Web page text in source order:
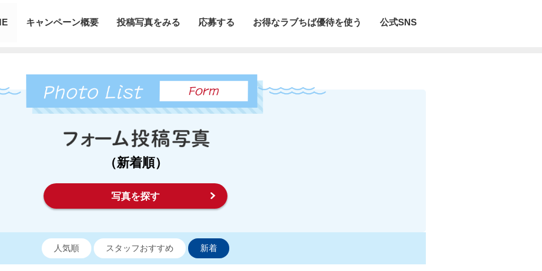
キャンペーン概要 投稿写真をみる 応募する お得なラブちば優待を使う 公式SNS
（新着順）
写真を探す
人気順 スタッフおすすめ 新着